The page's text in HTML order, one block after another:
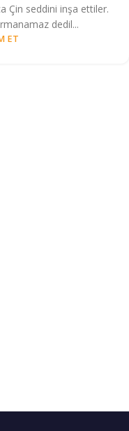
Çin seddini inşa ettiler.
dedil...
ET